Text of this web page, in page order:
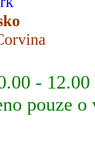
-
pouze o